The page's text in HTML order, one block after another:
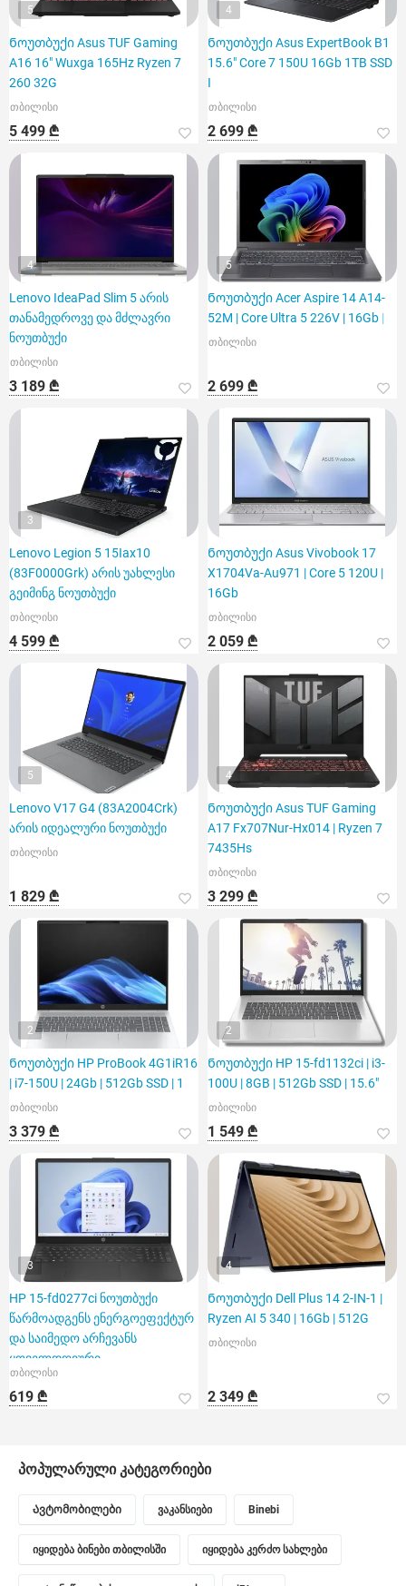
5
Ნოუთბუქი Asus TUF Gaming
A16 16" Wuxga 165Hz Ryzen 7
260 32G
თბილისი
5 499 ₾
4
Ნოუთბუქი Asus ExpertBook B1
15.6" Core 7 150U 16Gb 1TB SSD
I
თბილისი
2 699 ₾
4
Lenovo IdeaPad Slim 5 არის
თანამედროვე და მძლავრი
ნოუთბუქი
თბილისი
3 189 ₾
5
Ნოუთბუქი Acer Aspire 14 A14-
52M | Core Ultra 5 226V | 16Gb |
თბილისი
2 699 ₾
3
Lenovo Legion 5 15Iax10
(83F0000Grk) არის უახლესი
გეიმინგ ნოუთბუქი
თბილისი
4 599 ₾
Ნოუთბუქი Asus Vivobook 17
X1704Va-Au971 | Core 5 120U |
16Gb
თბილისი
2 059 ₾
5
Lenovo V17 G4 (83A2004Crk)
არის იდეალური ნოუთბუქი
თბილისი
1 829 ₾
4
Ნოუთბუქი Asus TUF Gaming
A17 Fx707Nur-Hx014 | Ryzen 7
7435Hs
თბილისი
3 299 ₾
2
Ნოუთბუქი HP ProBook 4G1iR16
| i7-150U | 24Gb | 512Gb SSD | 1
თბილისი
3 379 ₾
2
Ნოუთბუქი HP 15-fd1132ci | i3-
100U | 8GB | 512Gb SSD | 15.6"
თბილისი
1 549 ₾
3
HP 15-fd0277ci ნოუთბუქი
წარმოადგენს ენერგოეფექტურ
და საიმედო არჩევანს
ყოველდღიური
საქმიანობისთვის
თბილისი
619 ₾
4
Ნოუთბუქი Dell Plus 14 2-IN-1 |
Ryzen AI 5 340 | 16Gb | 512G
თბილისი
2 349 ₾
პოპულარული კატეგორიები
Ავტომობილები ვაკანსიები Binebi
იყიდება ბინები თბილისში იყიდება კერძო სახლები